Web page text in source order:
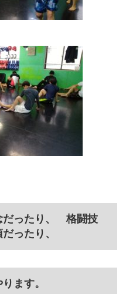
だったり、 格闘技
ったり、
ます。